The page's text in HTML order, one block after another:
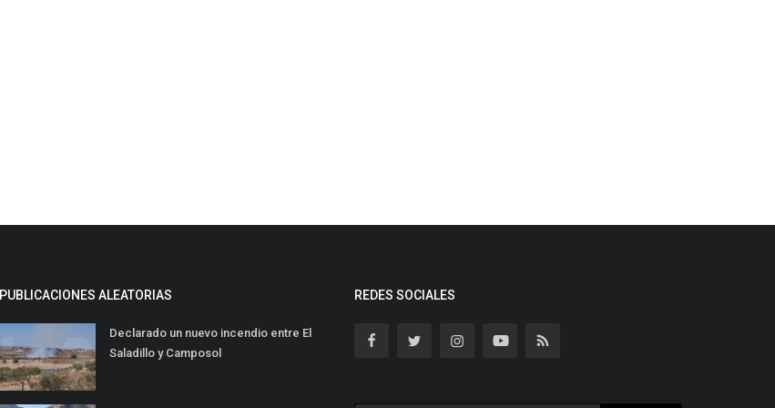
PUBLICACIONES ALEATORIAS
Declarado un nuevo incendio entre El
Saladillo y Camposol
REDES SOCIALES